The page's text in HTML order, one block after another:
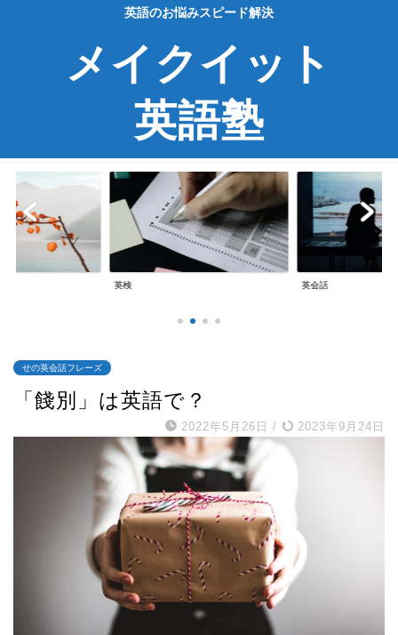
英語のお悩みスピード解決
メイクイット
英語塾
英検 英会話
せの英会話フレーズ
「餞別」は英語で？
2022年5月26日 / 2023年9月24日